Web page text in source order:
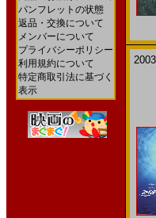
パンフレットの状態
返品・交換について
メンバーについて
プライバシーポリシー
利用規約について
特定商取引法に基づく
表示